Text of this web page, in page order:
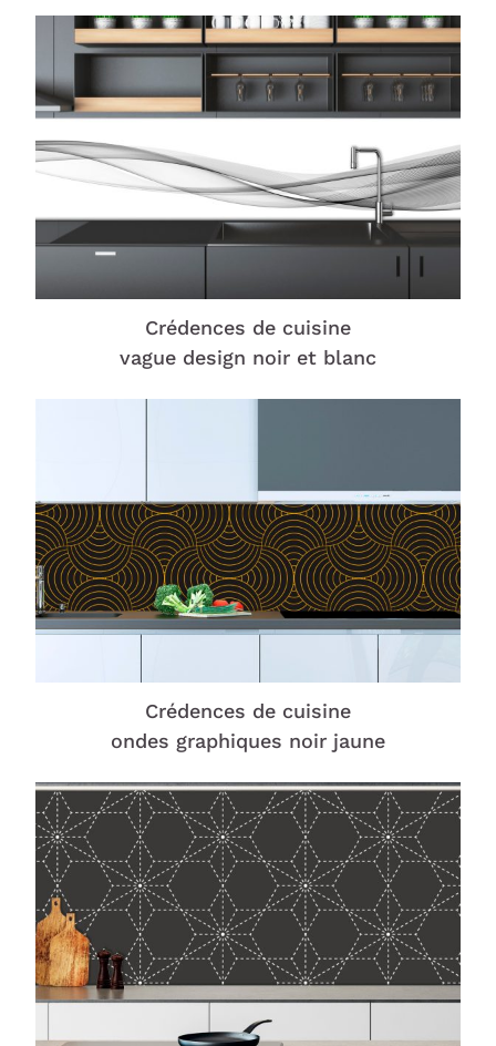
Crédences de cuisine
vague design noir et blanc
Crédences de cuisine
ondes graphiques noir jaune